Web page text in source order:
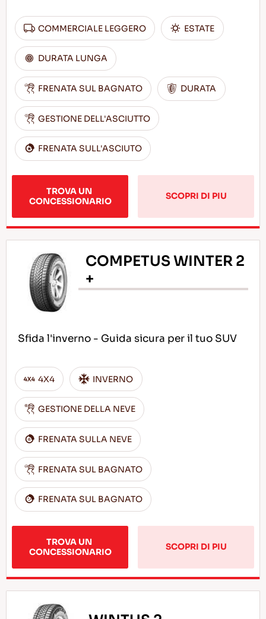
COMMERCIALE LEGGERO ESTATE
DURATA LUNGA
FRENATA SUL BAGNATO DURATA
GESTIONE DELL'ASCIUTTO
FRENATA SULL'ASCIUTO
TROVA UN
CONCESSIONARIO
SCOPRI DI PIU
COMPETUS WINTER 2
+
Sfida l'inverno - Guida sicura per il tuo SUV
4X4 INVERNO
GESTIONE DELLA NEVE
FRENATA SULLA NEVE
FRENATA SUL BAGNATO
FRENATA SUL BAGNATO
TROVA UN
CONCESSIONARIO
SCOPRI DI PIU